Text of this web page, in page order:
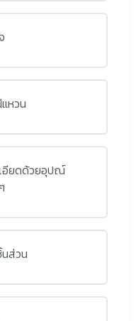
หวน
เอียดด้วยอุปณ์
ส่วน